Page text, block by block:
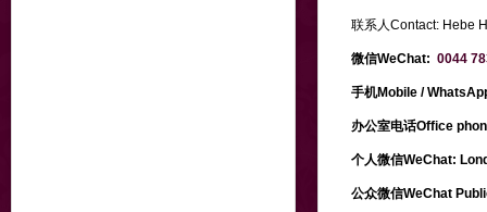
联系人Contact: Hebe
微信WeChat: 0044
手机Mobile /
办公室电话Office
个人微信WeChat:
公众微信WeChat